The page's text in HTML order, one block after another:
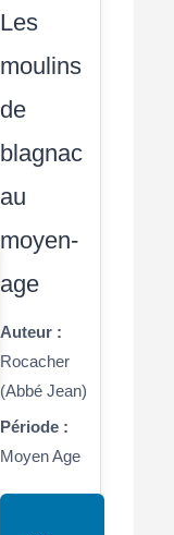
Les
moulins
de
blagnac
au
moyen-
age
Auteur :
Rocacher
(Abbé Jean)
Période :
Moyen Age